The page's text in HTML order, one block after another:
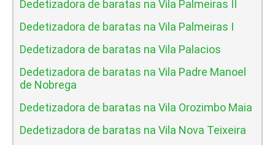
Dedetizadora de baratas na Vila Palmeiras II
Dedetizadora de baratas na Vila Palmeiras I
Dedetizadora de baratas na Vila Palacios
Dedetizadora de baratas na Vila Padre Manoel
de Nobrega
Dedetizadora de baratas na Vila Orozimbo Maia
Dedetizadora de baratas na Vila Nova Teixeira